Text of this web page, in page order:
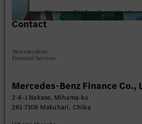
We use a third party service to
content that may collect data
Contact
Mercedes-Benz Finance Co.,
2-6-1 Nakase, Mihama-ku
261-7108 Makuhari, Chiba